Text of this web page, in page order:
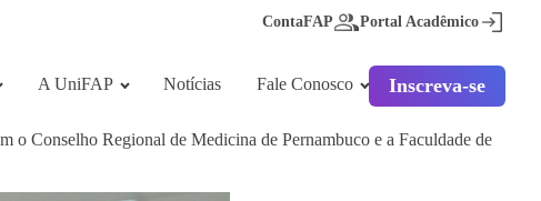
ContaFAP Portal Acadêmico
A UniFAP Notícias Fale Conosco Inscreva-se
o Conselho Regional de Medicina de Pernambuco e a Faculdade de